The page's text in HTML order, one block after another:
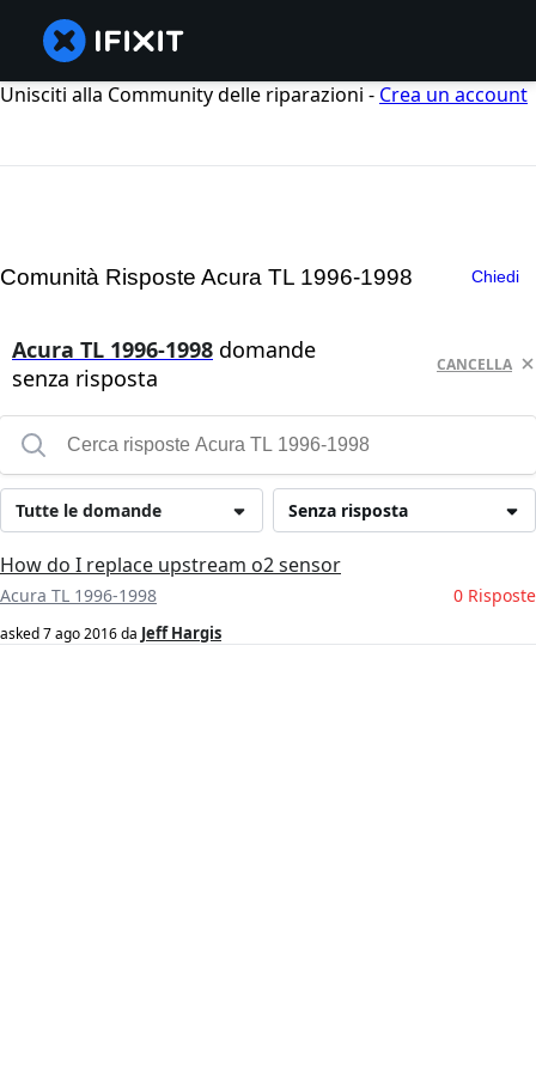
Unisciti alla Community delle riparazioni - Crea un account
Comunità Risposte Acura TL 1996-1998 Chiedi
Acura TL 1996-1998 domande
senza risposta
CANCELLA
Senza risposta
Tutte le domande
How do I replace upstream o2 sensor
Acura TL 1996-1998 0 Risposte
asked7 ago 2016da Jeff Hargis